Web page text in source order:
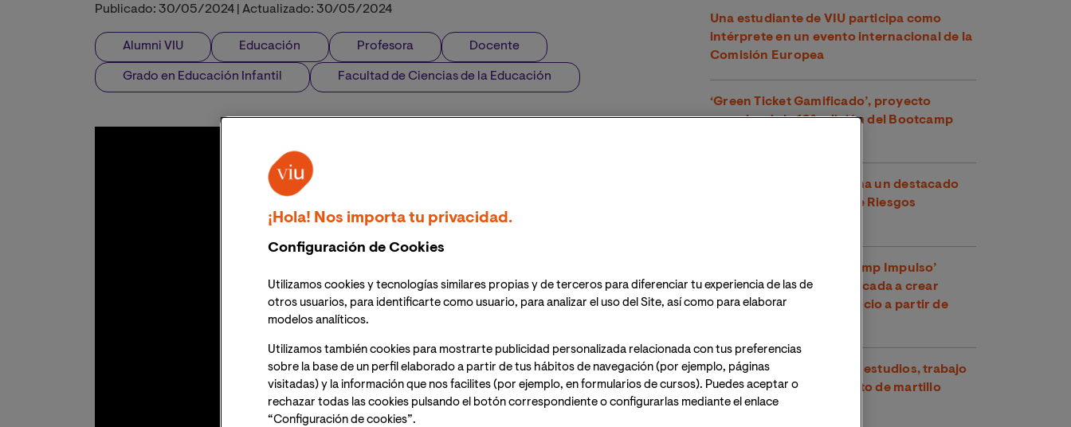
Publicado: 30/05/2024 Actualizado: 30/05/2024
Alumni VIU Educación Profesora Docente
Grado en Educación Infantil Facultad de Ciencias de la Educación
Una estudiante de VIU participa como
intérprete en un evento internacional de la
Comisión Europea
‘Green Ticket Gamificado’, proyecto
ganador de la 10ª edición del Bootcamp
Un estudiante de VIU gana un destacado
premio en Prevención de Riesgos
La IX edición del ‘Bootcamp Impulso’
premia la innovación aplicada a crear
nuevos modelos de negocio a partir de
Lydia Cuesta Fernández: estudios, trabajo
y competir en lanzamiento de martillo
¡Hola! Nos importa tu privacidad.
Configuración de Cookies
Utilizamos cookies y tecnologías similares propias y de terceros para diferenciar tu experiencia de las de
otros usuarios, para identificarte como usuario, para analizar el uso del Site, así como para elaborar
modelos analíticos.
Utilizamos también cookies para mostrarte publicidad personalizada relacionada con tus preferencias
sobre la base de un perfil elaborado a partir de tus hábitos de navegación (por ejemplo, páginas
visitadas) y la información que nos facilites (por ejemplo, en formularios de cursos). Puedes aceptar o
rechazar todas las cookies pulsando el botón correspondiente o configurarlas mediante el enlace
“Configuración de cookies”.